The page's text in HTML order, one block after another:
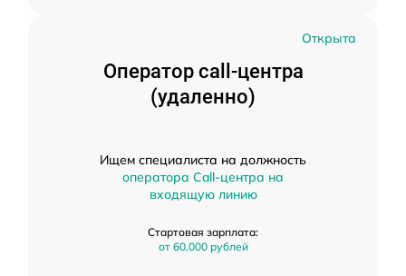
Открыта
Оператор call-центра
(удаленно)
Ищем специалиста на должность
оператора Call-центра на
входящую линию
Стартовая зарплата:
от 60,000 рублей